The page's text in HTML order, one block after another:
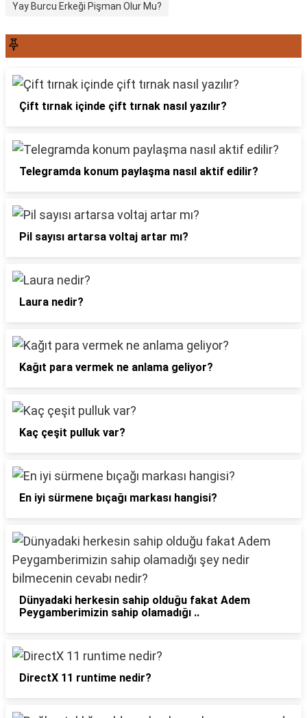
Yay Burcu Erkeği Pişman Olur Mu?
Çift tırnak içinde çift tırnak nasıl yazılır?
Telegramda konum paylaşma nasıl aktif edilir?
Pil sayısı artarsa voltaj artar mı?
Laura nedir?
Kağıt para vermek ne anlama geliyor?
Kaç çeşit pulluk var?
En iyi sürmene bıçağı markası hangisi?
Dünyadaki herkesin sahip olduğu fakat Adem
Peygamberimizin sahip olamadığı ..
DirectX 11 runtime nedir?